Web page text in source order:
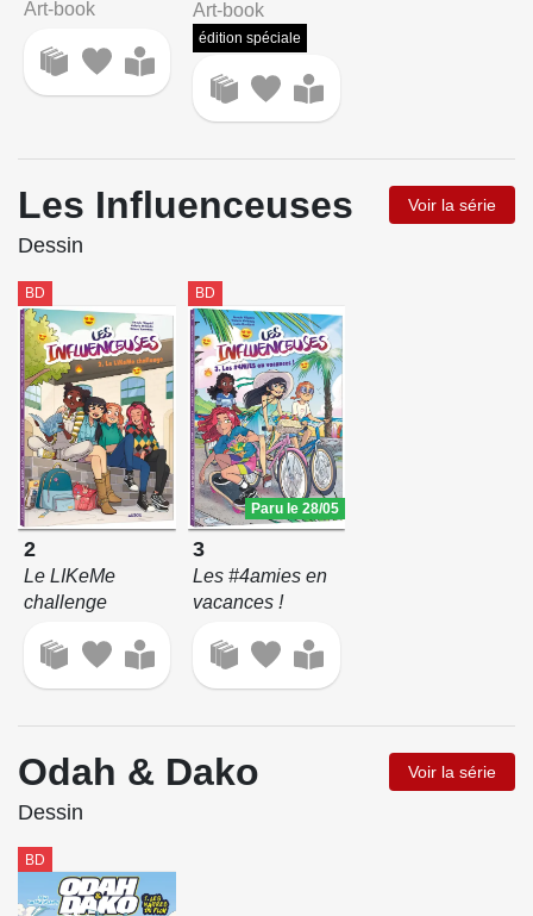
Art-book Art-book
édition spéciale
Les Influenceuses Voir la série
Dessin
BD
2
Le LIKeMe
challenge
BD
Paru le 28/05
3
Les #4amies en
vacances !
Odah & Dako Voir la série
Dessin
BD